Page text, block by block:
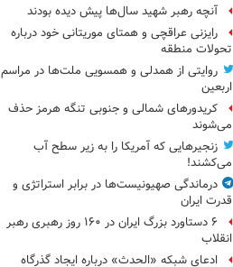
آنچه رهبر شهید سال‌ها پیش دیده بودند
رایزنی عراقچی و همتای موریتانی خود درباره
تحولات منطقه
روایتی از همدلی و همسویی ملت‌ها در مراسم
اربعین
کریدورهای شمالی و جنوبی تنگه هرمز حذف
می‌شوند
زنجیرهایی که آمریکا را به زیر سطح آب
می‌کشند!
درماندگی صهیونیست‌ها در برابر استراتژی و
قدرت ایران
۶ دستاورد بزرگ ایران در ۱۶۰ روز رهبری رهبر
انقلاب
ادعای شبکه «الحدث» درباره ایجاد گذرگاه